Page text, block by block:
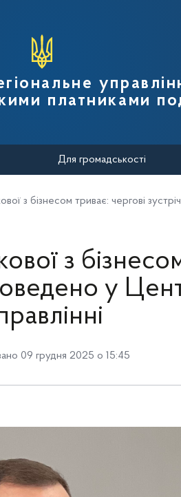
служби України
платниками
Для громадськості
з бізнесом триває: чергові
з
у
09 грудня 2025 о 15:45